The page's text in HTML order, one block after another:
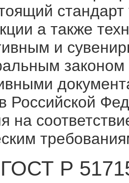
а также
и
Российской
на
ГОСТ Р